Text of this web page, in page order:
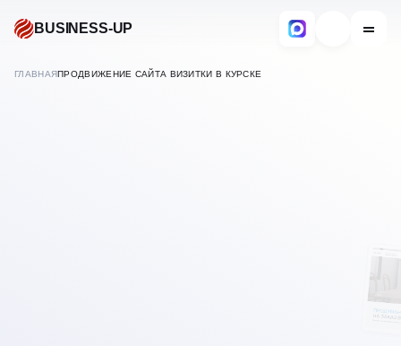
BUSINESS-UP
ГЛАВНАЯПРОДВИЖЕНИЕ САЙТА ВИЗИТКИ В КУРСКЕ